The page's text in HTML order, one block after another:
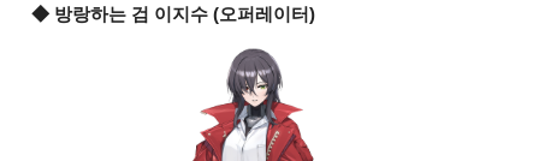
◆ 방랑하는 검 이지수 (오퍼레이터)